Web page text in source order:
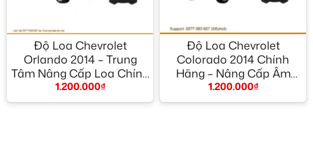
Độ Loa Chevrolet
Orlando 2014 – Trung
Tâm Nâng Cấp Loa Chính
Hãng TPHCM
1.200.000₫
Độ Loa Chevrolet
Colorado 2014 Chính
Hãng – Nâng Cấp Âm
Thanh Chất Lượng
1.200.000₫